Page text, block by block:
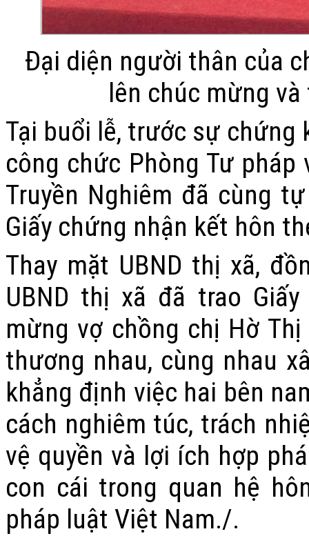
Đại diện người thân của
lên chúc mừng
Tại buổi lễ, trước sự chứng
công chức Phòng Tư pháp
Truyền Nghiêm đã cùng
Giấy chứng nhận kết hôn
Thay mặt UBND thị xã,
UBND thị xã đã trao
mừng vợ chồng chị Hờ
thương nhau, cùng nhau
khẳng định việc hai bên
cách nghiêm túc, trách
vệ quyền và lợi ích hợp
con cái trong quan hệ
pháp luật Việt Nam./.